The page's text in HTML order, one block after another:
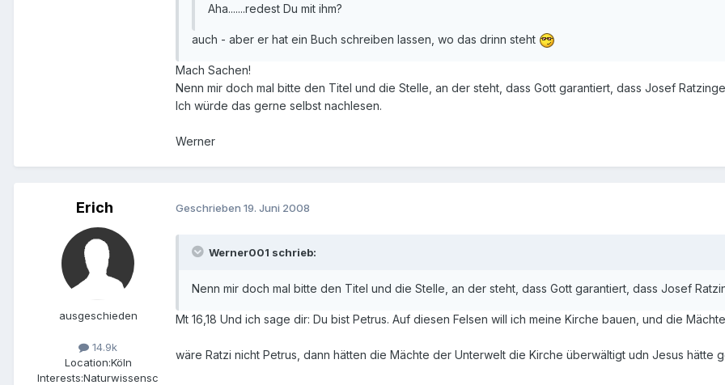
Aha.......redest Du mit ihm?
auch - aber er hat ein Buch schreiben lassen, wo das drinn steht
Mach Sachen!
Nenn mir doch mal bitte den Titel und die Stelle, an der steht, dass Gott garantiert, dass Josef
Ich würde das gerne selbst nachlesen.
Werner
Erich
ausgeschieden
14.9k
Location:Köln
Interests:Naturwissensc
Geschrieben 19. Juni 2008
Werner001 schrieb:
Nenn mir doch mal bitte den Titel und die Stelle, an der steht, dass Gott garantiert, dass Josef
Mt 16,18 Und ich sage dir: Du bist Petrus. Auf diesen Felsen will ich meine Kirche bauen, und die
wäre Ratzi nicht Petrus, dann hätten die Mächte der Unterwelt die Kirche überwältigt udn Jesus hätte